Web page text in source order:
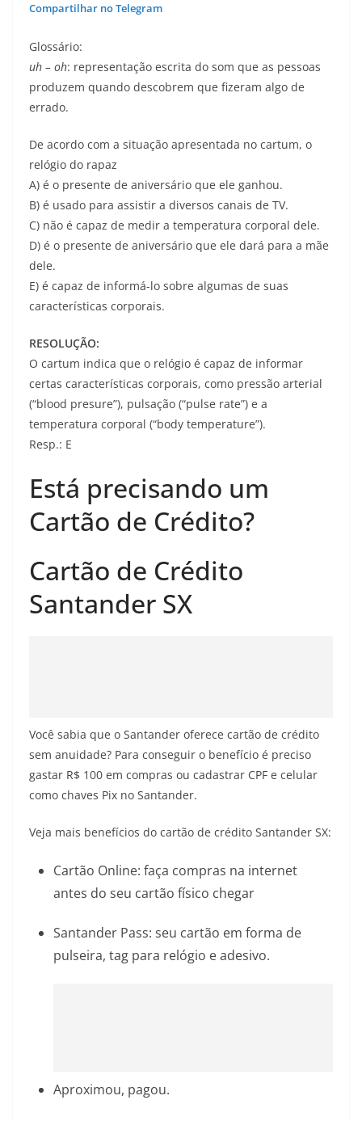
Compartilhar no Telegram
Glossário:
uh – oh: representação escrita do som que as pessoas
produzem quando descobrem que fizeram algo de
errado.
De acordo com a situação apresentada no cartum, o
relógio do rapaz
A) é o presente de aniversário que ele ganhou.
B) é usado para assistir a diversos canais de TV.
C) não é capaz de medir a temperatura corporal dele.
D) é o presente de aniversário que ele dará para a mãe
dele.
E) é capaz de informá-lo sobre algumas de suas
características corporais.
RESOLUÇÃO:
O cartum indica que o relógio é capaz de informar
certas características corporais, como pressão arterial
(“blood presure”), pulsação (“pulse rate”) e a
temperatura corporal (“body temperature”).
Resp.: E
Está precisando um
Cartão de Crédito?
Cartão de Crédito
Santander SX
Você sabia que o Santander oferece cartão de crédito
sem anuidade? Para conseguir o benefício é preciso
gastar R$ 100 em compras ou cadastrar CPF e celular
como chaves Pix no Santander.
Veja mais benefícios do cartão de crédito Santander SX:
Cartão Online: faça compras na internet
antes do seu cartão físico chegar
Santander Pass: seu cartão em forma de
pulseira, tag para relógio e adesivo.
Aproximou, pagou.